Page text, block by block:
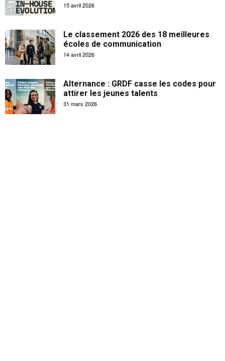
15 avril 2026
Le classement 2026 des 18 meilleures
écoles de communication
14 avril 2026
Alternance : GRDF casse les codes pour
attirer les jeunes talents
31 mars 2026